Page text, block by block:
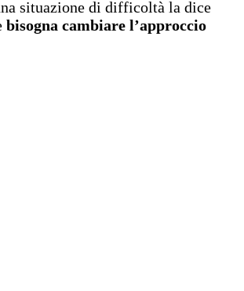
situazione di difficoltà la dice
bisogna cambiare l’approccio